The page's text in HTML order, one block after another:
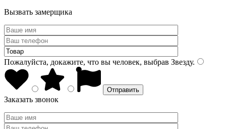
Вызвать замерщика
Пожалуйста, докажите, что вы человек, выбрав Звезду.
Заказать звонок